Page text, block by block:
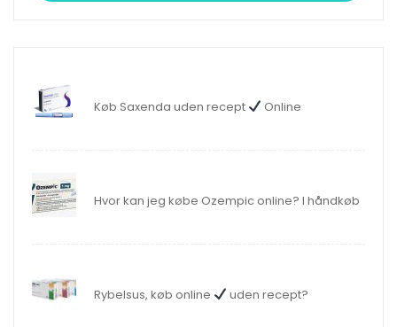
Køb Saxenda uden recept Online
Hvor kan jeg købe Ozempic online? I håndkøb
Rybelsus, køb online uden recept?